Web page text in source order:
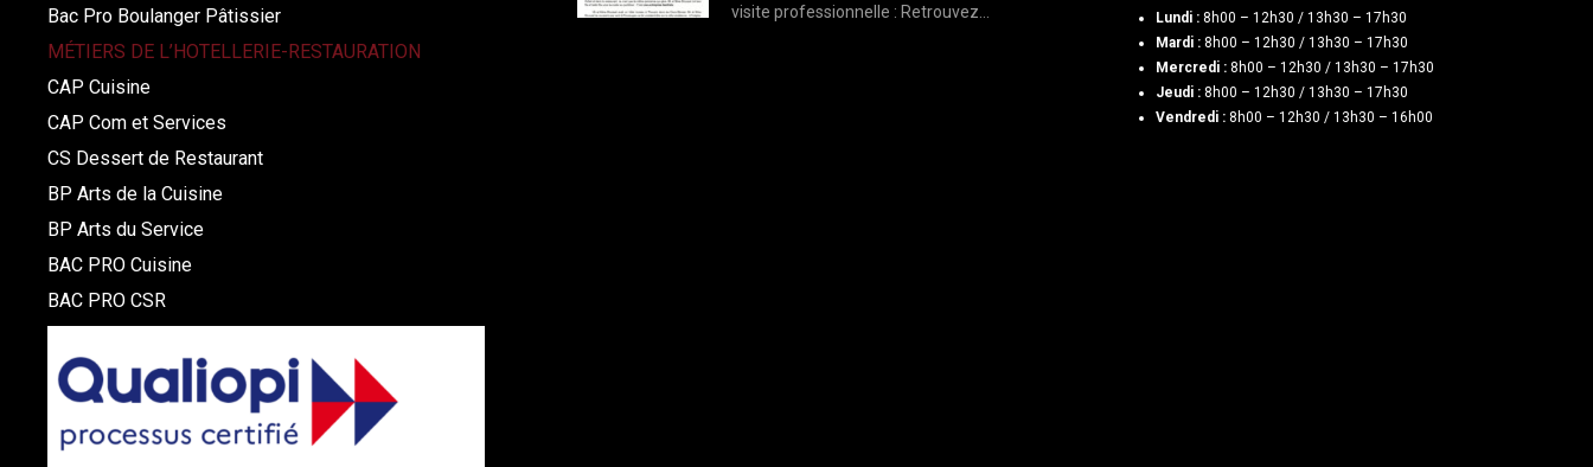
Bac Pro Boulanger Pâtissier
MÉTIERS DE L’HOTELLERIE-RESTAURATION
CAP Cuisine
CAP Com et Services
CS Dessert de Restaurant
BP Arts de la Cuisine
BP Arts du Service
BAC PRO Cuisine
BAC PRO CSR
visite professionnelle : Retrouvez…
Lundi :8h00 – 12h30 / 13h30 – 17h30
Mardi :8h00 – 12h30 / 13h30 – 17h30
Mercredi :8h00 – 12h30 / 13h30 – 17h30
Jeudi :8h00 – 12h30 / 13h30 – 17h30
Vendredi :8h00 – 12h30 / 13h30 – 16h00